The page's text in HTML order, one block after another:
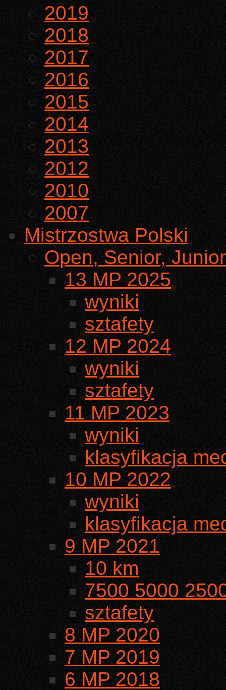
2019
2018
2017
2016
2015
2014
2013
2012
2010
2007
Mistrzostwa Polski
Open, Senior, Junior
13 MP 2025
wyniki
sztafety
12 MP 2024
wyniki
sztafety
11 MP 2023
wyniki
klasyfikacja
10 MP 2022
wyniki
klasyfikacja
9 MP 2021
10 km
7500 5000
sztafety
8 MP 2020
7 MP 2019
6 MP 2018